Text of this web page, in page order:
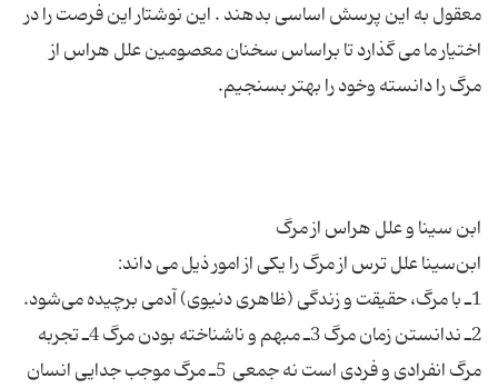
معقول‌ به‌ این‌ پرسش‌ اساسی‌ بدهند . این نوشتار این فرصت را در
اختیار ما می گذارد تا براساس سخنان معصومین علل هراس از
1ـ با مرگ‌، حقیقت‌ و زندگی‌ (ظاهری‌ دنیوی‌) آدمی‌ برچیده‌ می‌شود.
2ـ ندانستن زمان مرگ 3ـ مبهم و ناشناخته بودن مرگ 4ـ تجربه
‌مرگ‌ انفرادی‌ و فردی‌ است‌ نه‌ جمعی ‌ 5ـ مرگ‌ موجب‌ جدایی‌ انسان